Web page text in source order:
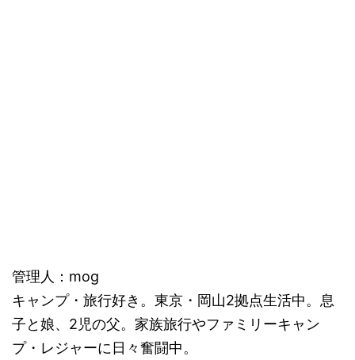
管理人：mog
キャンプ・旅行好き。東京・岡山2拠点生活中。息
子と娘、2児の父。家族旅行やファミリーキャン
プ・レジャーに日々奮闘中。